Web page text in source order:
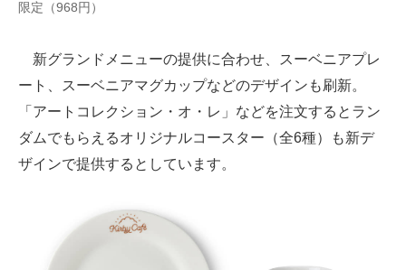
限定（968円）
新グランドメニューの提供に合わせ、スーベニアプレ
ート、スーベニアマグカップなどのデザインも刷新。
「アートコレクション・オ・レ」などを注文するとラン
ダムでもらえるオリジナルコースター（全6種）も新デ
ザインで提供するとしています。